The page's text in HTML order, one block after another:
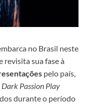
no Brasil neste
revisita sua fase à
pelo país,
Dark Passion Play
durante o período